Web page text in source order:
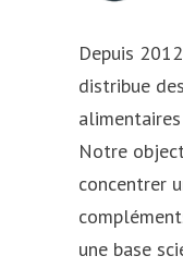
Depuis
distribue
Notre
concentrer
une base